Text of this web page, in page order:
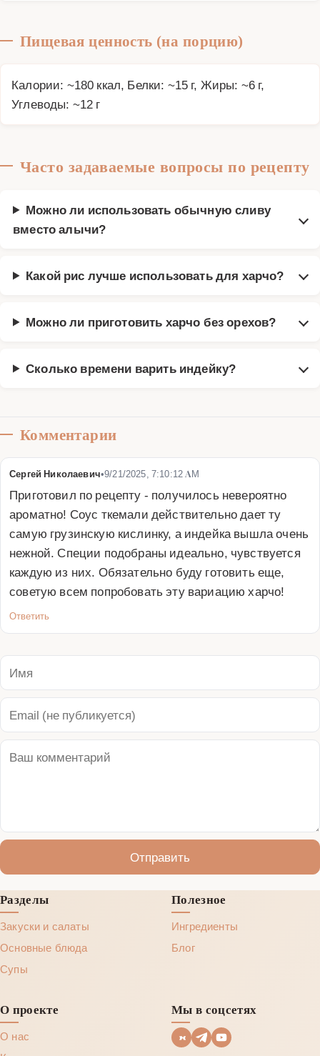
Пищевая ценность (на порцию)
Калории: ~180 ккал, Белки: ~15 г, Жиры: ~6 г,
Углеводы: ~12 г
Часто задаваемые вопросы по рецепту
Можно ли использовать обычную сливу
вместо алычи?
Какой рис лучше использовать для харчо?
Можно ли приготовить харчо без орехов?
Сколько времени варить индейку?
Комментарии
Сергей Николаевич•9/21/2025, 7:10:12 AM
Приготовил по рецепту - получилось невероятно
ароматно! Соус ткемали действительно дает ту
самую грузинскую кислинку, а индейка вышла очень
нежной. Специи подобраны идеально, чувствуется
каждую из них. Обязательно буду готовить еще,
советую всем попробовать эту вариацию харчо!
Ответить
Отправить
Разделы
Закуски и салаты
Основные блюда
Супы
Полезное
Ингредиенты
Блог
О проекте
О нас
Мы в соцсетях